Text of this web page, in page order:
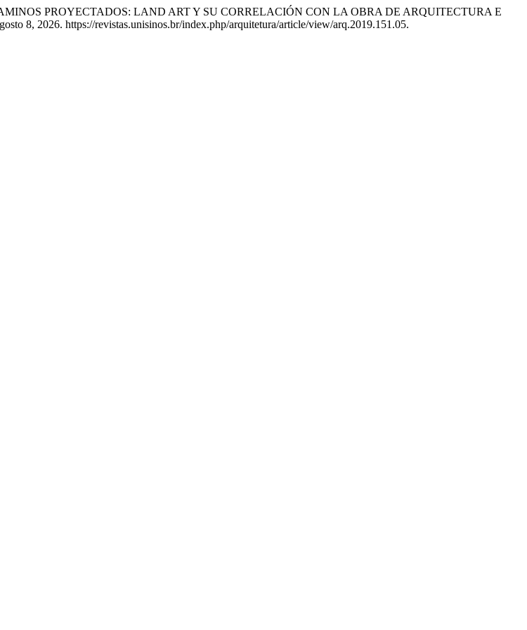
PROYECTADOS: LAND ART Y SU CORRELACIÓN CON LA OBRA DE ARQUITECTURA E
8, 2026. https://revistas.unisinos.br/index.php/arquitetura/article/view/arq.2019.151.05.